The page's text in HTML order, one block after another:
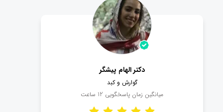
دکتر الهام پیشگر
گوارش و کبد
میانگین زمان پاسخگویی 12 ساعت